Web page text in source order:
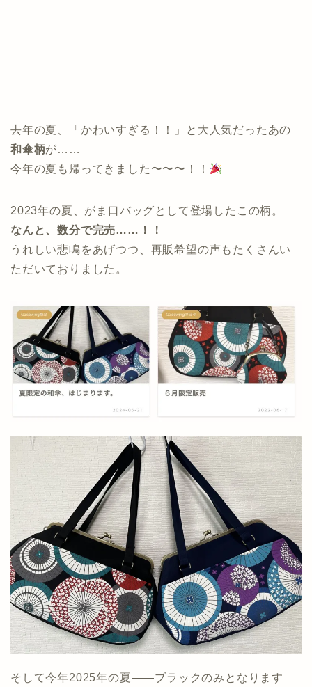
去年の夏、「かわいすぎる！！」と大人気だったあの
和傘柄が……
今年の夏も帰ってきました〜〜〜！！
2023年の夏、がま口バッグとして登場したこの柄。
なんと、数分で完売……！！
うれしい悲鳴をあげつつ、再販希望の声もたくさんい
ただいておりました。
そして今年2025年の夏――ブラックのみとなります